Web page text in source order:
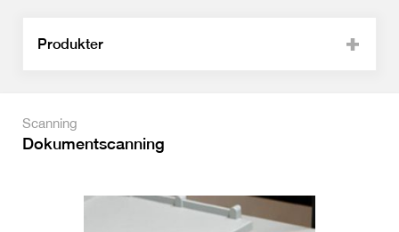
Produkter
Scanning
Dokumentscanning